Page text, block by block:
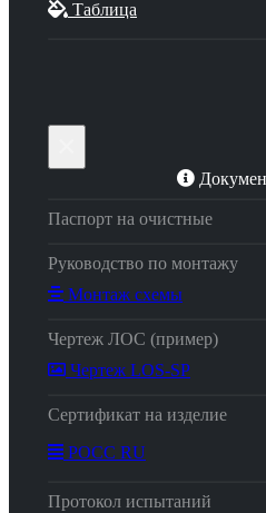
Таблица
Паспорт на очистные
Руководство по монтажу
Монтаж схемы
Чертеж ЛОС (пример)
Чертеж LOS-SP
Сертификат на изделие
РОСС RU
Протокол испытаний